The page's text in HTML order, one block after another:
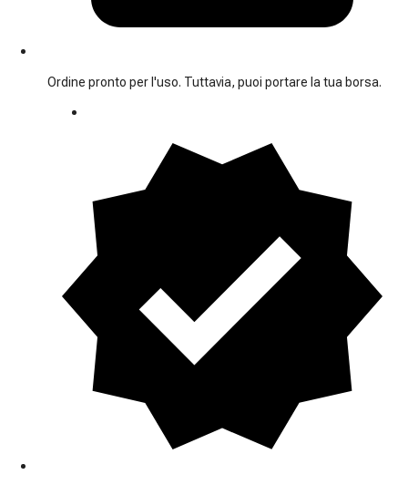
Ordine pronto per l'uso. Tuttavia, puoi portare la tua borsa.